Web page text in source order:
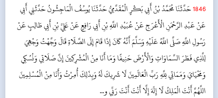
1846حَدَّثَنَا مُحَمَّدُ بْنُ أَبِي بَكْرٍ الْمُقَدَّمِيُّ حَدَّثَنَا يُوسُفُ الْمَاجِشُونُ حَدَّثَنِي أَبِي
عَنْ عَبْدِ الرَّحْمَنِ الْأَعْرَجِ عَنْ عُبَيْدِ اللَّهِ بْنِ أَبِي رَافِعٍ عَنْ عَلِيِّ بْنِ أَبِي طَالِبٍ عَنْ
رَسُولِ اللَّهِ صَلَّى اللَّهُ عَلَيْهِ وَسَلَّمَ أَنَّهُ كَانَ إِذَا قَامَ إِلَى الصَّلَاةِ قَالَ وَجَّهْتُ وَجْهِيَ
لِلَّذِي فَطَرَ السَّمَاوَاتِ وَالْأَرْضَ حَنِيفًا وَمَا أَنَا مِنْ الْمُشْرِكِينَ إِنَّ صَلَاتِي وَنُسُكِي
وَمَحْيَايَ وَمَمَاتِي لِلَّهِ رَبِّ الْعَالَمِينَ لَا شَرِيكَ لَهُ وَبِذَلِكَ أُمِرْتُ وَأَنَا مِنْ الْمُسْلِمِينَ
اللَّهُمَّ أَنْتَ الْمَلِكُ لَا إِلَهَ إِلَّا أَنْتَ أَنْتَ رَبِّي و...